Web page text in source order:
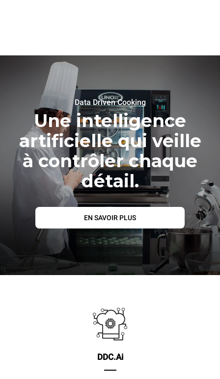
Data Driven Cooking
Une intelligence
artificielle qui veille
à contrôler chaque
détail.
EN SAVOIR PLUS
DDC.Ai